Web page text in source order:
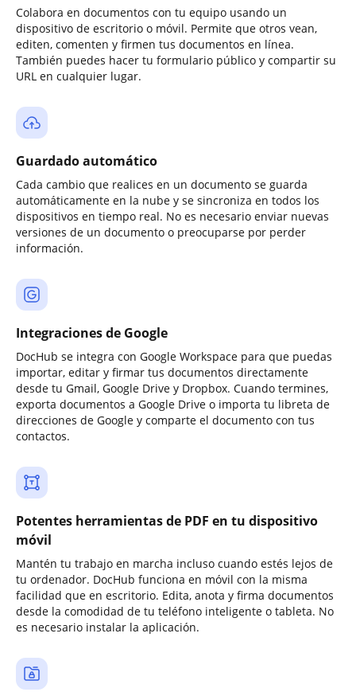
Colabora en documentos con tu equipo usando un
dispositivo de escritorio o móvil. Permite que otros vean,
editen, comenten y firmen tus documentos en línea.
También puedes hacer tu formulario público y compartir su
URL en cualquier lugar.
Guardado automático
Cada cambio que realices en un documento se guarda
automáticamente en la nube y se sincroniza en todos los
dispositivos en tiempo real. No es necesario enviar nuevas
versiones de un documento o preocuparse por perder
información.
Integraciones de Google
DocHub se integra con Google Workspace para que puedas
importar, editar y firmar tus documentos directamente
desde tu Gmail, Google Drive y Dropbox. Cuando termines,
exporta documentos a Google Drive o importa tu libreta de
direcciones de Google y comparte el documento con tus
contactos.
Potentes herramientas de PDF en tu dispositivo
móvil
Mantén tu trabajo en marcha incluso cuando estés lejos de
tu ordenador. DocHub funciona en móvil con la misma
facilidad que en escritorio. Edita, anota y firma documentos
desde la comodidad de tu teléfono inteligente o tableta. No
es necesario instalar la aplicación.